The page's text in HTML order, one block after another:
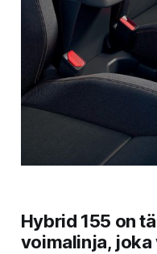
Hybrid 155 on
voimalinja, joka